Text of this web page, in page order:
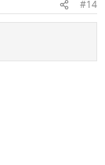
#14